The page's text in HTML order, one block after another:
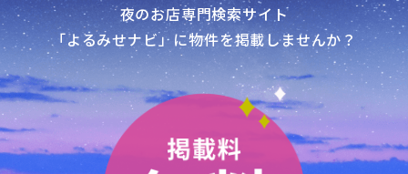
夜のお店専門検索サイト
「よるみせナビ」に物件を掲載しませんか？